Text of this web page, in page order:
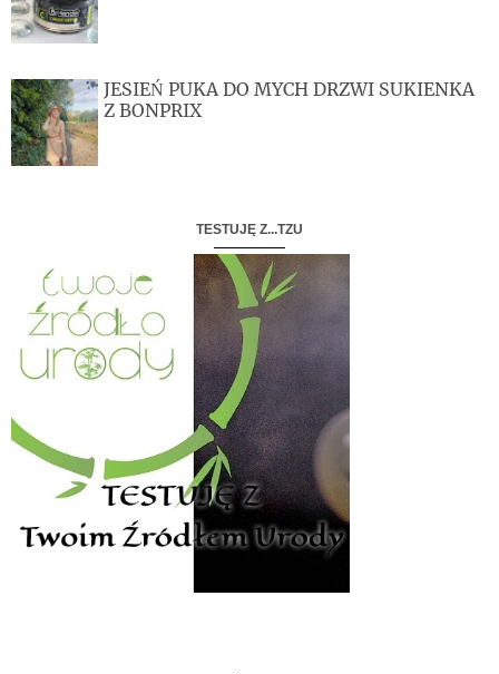
JESIEŃ PUKA DO MYCH DRZWI SUKIENKA
Z BONPRIX
TESTUJĘ Z...TZU